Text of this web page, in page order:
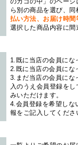
ら別の商品を選び、
払い方法、お届け時
選択した商品内容に
1.既に当店の会員にな
2.既に当店の会員にな
3.まだ当店の会員にな
入のうえ会員登録を
みいただけます。
4.会員登録を希望しな
報をご記入してくださ